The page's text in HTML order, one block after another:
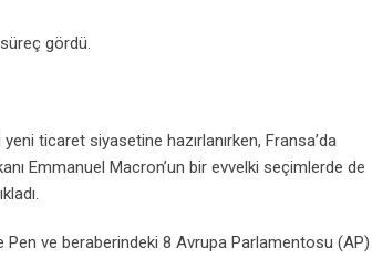
gördü.
yeni ticaret siyasetine hazırlanırken, Fransa’da
Emmanuel Macron’un bir evvelki seçimlerde de
Pen ve beraberindeki 8 Avrupa Parlamentosu (AP)